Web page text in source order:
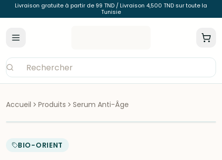
Livraison gratuite à partir de 99 TND / Livraison 4,500 TND sur toute la
Tunisie
Accueil Produits Serum Anti-Âge
BIO-ORIENT